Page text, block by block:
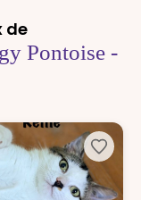
de
Pontoise -